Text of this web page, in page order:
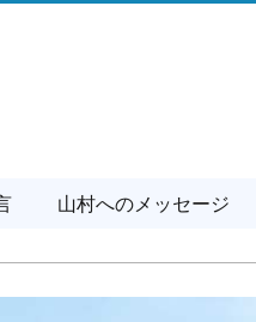
山村へのメッセージ